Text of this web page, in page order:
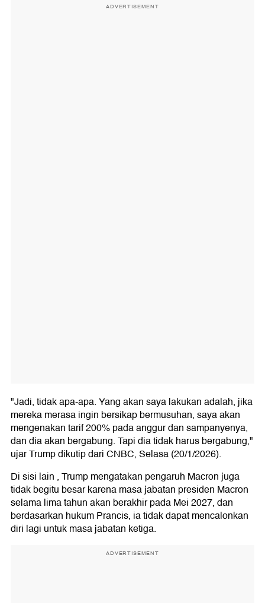
ADVERTISEMENT
"Jadi, tidak apa-apa. Yang akan saya lakukan adalah, jika
mereka merasa ingin bersikap bermusuhan, saya akan
mengenakan tarif 200% pada anggur dan sampanyenya,
dan dia akan bergabung. Tapi dia tidak harus bergabung,"
ujar Trump dikutip dari CNBC, Selasa (20/1/2026).
Di sisi lain , Trump mengatakan pengaruh Macron juga
tidak begitu besar karena masa jabatan presiden Macron
selama lima tahun akan berakhir pada Mei 2027, dan
berdasarkan hukum Prancis, ia tidak dapat mencalonkan
diri lagi untuk masa jabatan ketiga.
ADVERTISEMENT